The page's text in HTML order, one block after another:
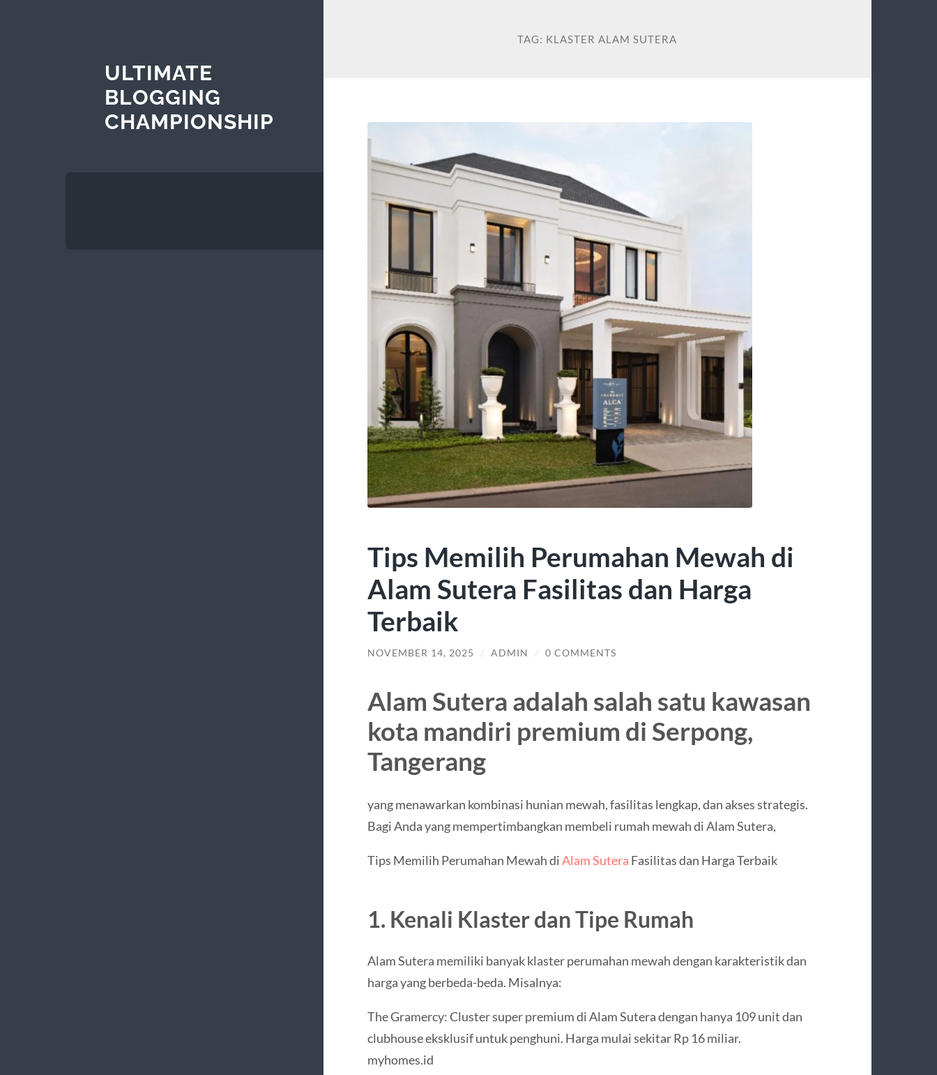
ULTIMATE
BLOGGING
CHAMPIONSHIP
TAG: KLASTER ALAM SUTERA
Tips Memilih Perumahan Mewah di
Alam Sutera Fasilitas dan Harga
Terbaik
NOVEMBER 14, 2025 / ADMIN / 0 COMMENTS
Alam Sutera adalah salah satu kawasan
kota mandiri premium di Serpong,
Tangerang
yang menawarkan kombinasi hunian mewah, fasilitas lengkap, dan akses strategis.
Bagi Anda yang mempertimbangkan membeli rumah mewah di Alam Sutera,
Tips Memilih Perumahan Mewah diAlam Sutera Fasilitas dan Harga Terbaik
1. Kenali Klaster dan Tipe Rumah
Alam Sutera memiliki banyak klaster perumahan mewah dengan karakteristik dan
harga yang berbeda-beda. Misalnya:
The Gramercy: Cluster super premium di Alam Sutera dengan hanya 109 unit dan
clubhouse eksklusif untuk penghuni. Harga mulai sekitar Rp 16 miliar.
myhomes.id